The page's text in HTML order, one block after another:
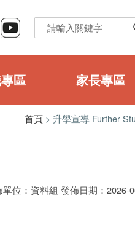
區 家長專區
首頁 > 升學宣導 Further
單位：資料組 發佈日期：2026-